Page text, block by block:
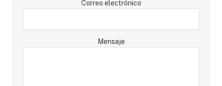
Correo electrónico
Mensaje